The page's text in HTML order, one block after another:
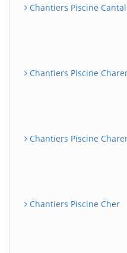
Chantiers Piscine Cantal
Chantiers Piscine
Chantiers Piscine
Chantiers Piscine Cher